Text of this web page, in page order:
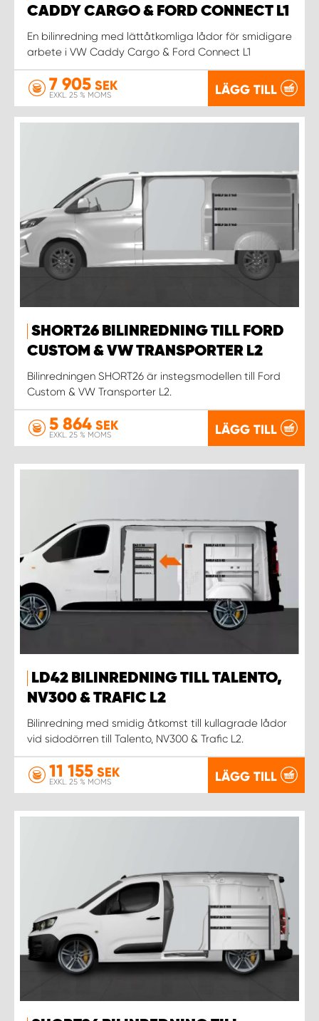
CADDY CARGO & FORD CONNECT L1
En bilinredning med lättåtkomliga lådor för smidigare
arbete i VW Caddy Cargo & Ford Connect L1
7 905 SEK
EXKL. 25 % MOMS LÄGG TILL
SHORT26 BILINREDNING TILL FORD
CUSTOM & VW TRANSPORTER L2
Bilinredningen SHORT26 är instegsmodellen till Ford
Custom & VW Transporter L2.
5 864 SEK
EXKL. 25 % MOMS LÄGG TILL
LD42 BILINREDNING TILL TALENTO,
NV300 & TRAFIC L2
Bilinredning med smidig åtkomst till kullagrade lådor
vid sidodörren till Talento, NV300 & Trafic L2.
11 155 SEK
EXKL. 25 % MOMS LÄGG TILL